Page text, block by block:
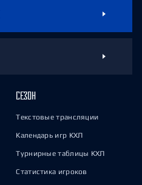
СЕЗОН
Текстовые трансляции
Календарь игр КХЛ
Турнирные таблицы КХЛ
Статистика игроков